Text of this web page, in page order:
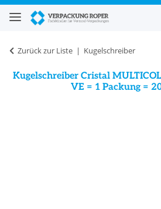
Zurück zur Liste Kugelschreiber
Kugelschreiber Cristal
VE = 1 Packung =